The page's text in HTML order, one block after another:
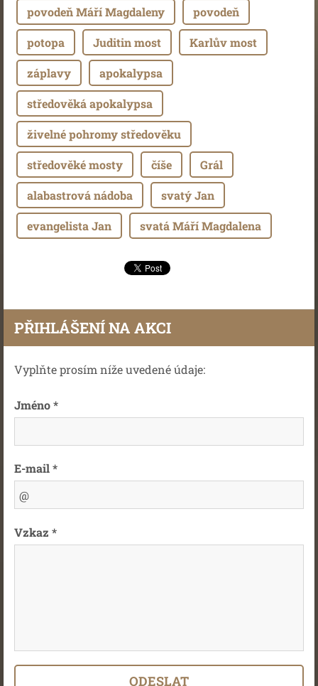
povodeň Máří Magdaleny povodeň
potopa Juditin most Karlův most
záplavy apokalypsa
středověká apokalypsa
živelné pohromy středověku
středověké mosty číše Grál
alabastrová nádoba svatý Jan
evangelista Jan svatá Máří Magdalena
PŘIHLÁŠENÍ NA AKCI
Vyplňte prosím níže uvedené údaje:
Jméno *
E-mail *
Vzkaz *